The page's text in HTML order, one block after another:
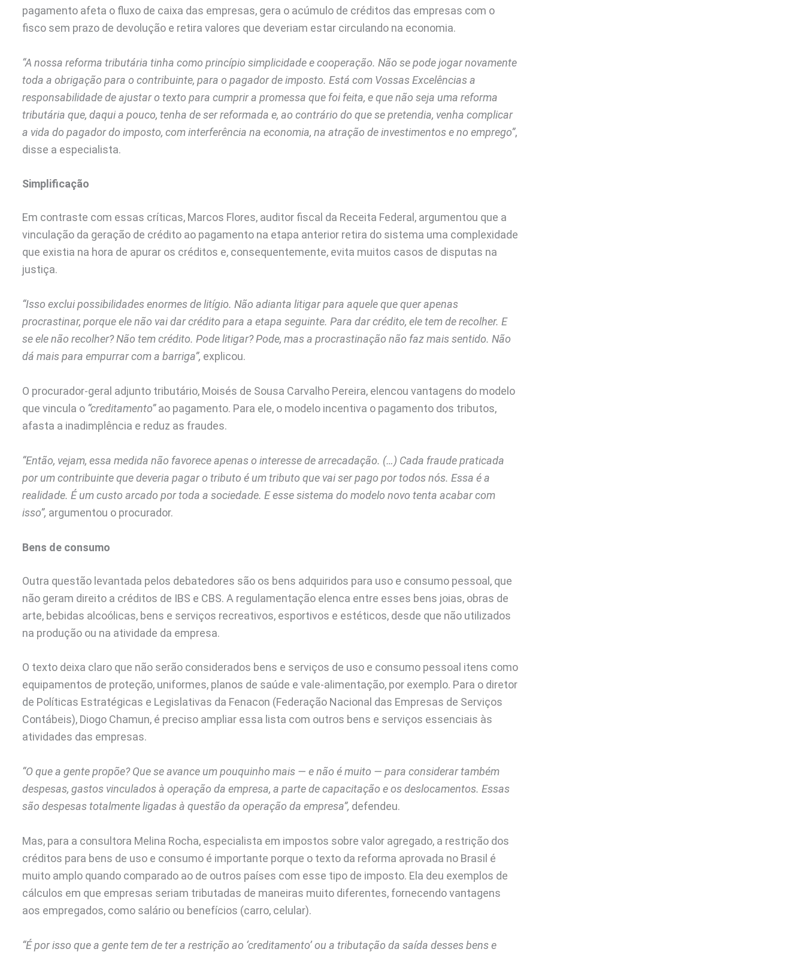
pagamento afeta o fluxo de caixa das empresas, gera o acúmulo de créditos das empresas com o
fisco sem prazo de devolução e retira valores que deveriam estar circulando na economia.
“A nossa reforma tributária tinha como princípio simplicidade e cooperação. Não se pode jogar novamente
toda a obrigação para o contribuinte, para o pagador de imposto. Está com Vossas Excelências a
responsabilidade de ajustar o texto para cumprir a promessa que foi feita, e que não seja uma reforma
tributária que, daqui a pouco, tenha de ser reformada e, ao contrário do que se pretendia, venha complicar
a vida do pagador do imposto, com interferência na economia, na atração de investimentos e no emprego”,
disse a especialista.
Simplificação
Em contraste com essas críticas, Marcos Flores, auditor fiscal da Receita Federal, argumentou que a
vinculação da geração de crédito ao pagamento na etapa anterior retira do sistema uma complexidade
que existia na hora de apurar os créditos e, consequentemente, evita muitos casos de disputas na
justiça.
“Isso exclui possibilidades enormes de litígio. Não adianta litigar para aquele que quer apenas
procrastinar, porque ele não vai dar crédito para a etapa seguinte. Para dar crédito, ele tem de recolher. E
se ele não recolher? Não tem crédito. Pode litigar? Pode, mas a procrastinação não faz mais sentido. Não
dá mais para empurrar com a barriga”, explicou.
O procurador-geral adjunto tributário, Moisés de Sousa Carvalho Pereira, elencou vantagens do modelo
que vincula o “creditamento”ao pagamento. Para ele, o modelo incentiva o pagamento dos tributos,
afasta a inadimplência e reduz as fraudes.
“Então, vejam, essa medida não favorece apenas o interesse de arrecadação. (…) Cada fraude praticada
por um contribuinte que deveria pagar o tributo é um tributo que vai ser pago por todos nós. Essa é a
realidade. É um custo arcado por toda a sociedade. E esse sistema do modelo novo tenta acabar com
isso”, argumentou o procurador.
Bens de consumo
Outra questão levantada pelos debatedores são os bens adquiridos para uso e consumo pessoal, que
não geram direito a créditos de IBS e CBS. A regulamentação elenca entre esses bens joias, obras de
arte, bebidas alcoólicas, bens e serviços recreativos, esportivos e estéticos, desde que não utilizados
na produção ou na atividade da empresa.
O texto deixa claro que não serão considerados bens e serviços de uso e consumo pessoal itens como
equipamentos de proteção, uniformes, planos de saúde e vale-alimentação, por exemplo. Para o diretor
de Políticas Estratégicas e Legislativas da Fenacon (Federação Nacional das Empresas de Serviços
Contábeis), Diogo Chamun, é preciso ampliar essa lista com outros bens e serviços essenciais às
atividades das empresas.
“O que a gente propõe? Que se avance um pouquinho mais — e não é muito — para considerar também
despesas, gastos vinculados à operação da empresa, a parte de capacitação e os deslocamentos. Essas
são despesas totalmente ligadas à questão da operação da empresa”, defendeu.
Mas, para a consultora Melina Rocha, especialista em impostos sobre valor agregado, a restrição dos
créditos para bens de uso e consumo é importante porque o texto da reforma aprovada no Brasil é
muito amplo quando comparado ao de outros países com esse tipo de imposto. Ela deu exemplos de
cálculos em que empresas seriam tributadas de maneiras muito diferentes, fornecendo vantagens
aos empregados, como salário ou benefícios (carro, celular).
“É por isso que a gente tem de ter a restrição ao ‘creditamento’ ou a tributação da saída desses bens e